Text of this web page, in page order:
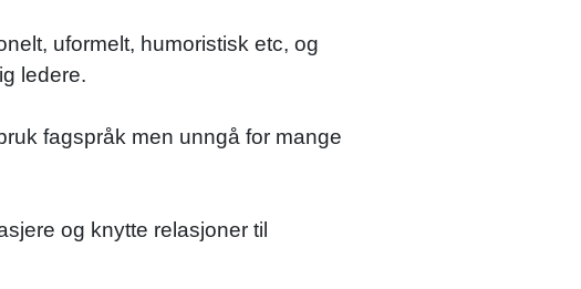
uformelt, humoristisk etc, og
ledere.
fagspråk men unngå for mange
og knytte relasjoner til